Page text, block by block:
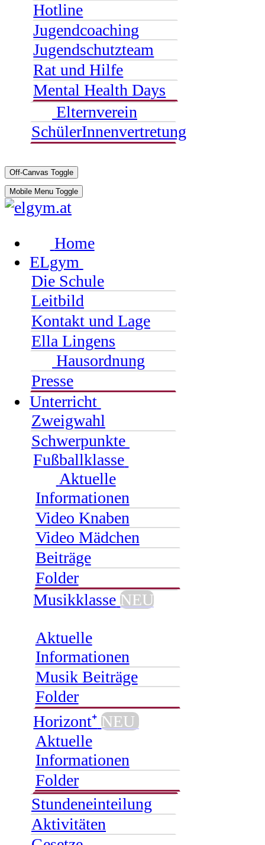
Hotline
Jugendcoaching
Jugendschutzteam
Rat und Hilfe
Mental Health Days
Elternverein
SchülerInnenvertretung
Off-Canvas Toggle
Mobile Menu Toggle
Home
ELgym
Die Schule
Leitbild
Kontakt und Lage
Ella Lingens
Hausordnung
Presse
Unterricht
Zweigwahl
Schwerpunkte
Fußballklasse
Aktuelle
Informationen
Video Knaben
Video Mädchen
Beiträge
Folder
Musikklasse NEU
Aktuelle
Informationen
Musik Beiträge
Folder
Horizont⁺ NEU
Aktuelle
Informationen
Folder
Stundeneinteilung
Aktivitäten